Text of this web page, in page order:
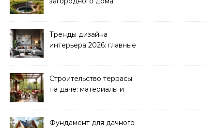
Тренды дизайна
интерьера 2026: главные
Строительство террасы
на даче: материалы и
Фундамент для дачного